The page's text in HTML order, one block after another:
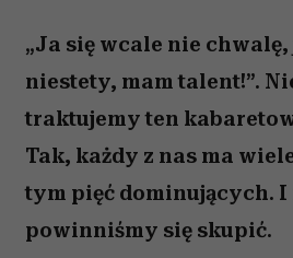
„Ja się wcale nie
niestety, mam talent!”.
traktujemy ten
Tak, każdy z nas ma
tym pięć dominujących. I
powinniśmy się skupić.